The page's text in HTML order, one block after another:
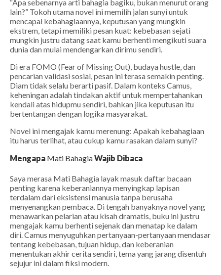
“Apa sebenarnya arti bahagia bagiku, bukan menurut orang
lain?” Tokoh utama novel ini memilih jalan sunyi untuk
mencapai kebahagiaannya, keputusan yang mungkin
ekstrem, tetapi memiliki pesan kuat: kebebasan sejati
mungkin justru datang saat kamu berhenti mengikuti suara
dunia dan mulai mendengarkan dirimu sendiri.
Di era FOMO (Fear of Missing Out), budaya hustle, dan
pencarian validasi sosial, pesan ini terasa semakin penting.
Diam tidak selalu berarti pasif. Dalam konteks Camus,
keheningan adalah tindakan aktif untuk mempertahankan
kendali atas hidupmu sendiri, bahkan jika keputusan itu
bertentangan dengan logika masyarakat.
Novel ini mengajak kamu merenung: Apakah kebahagiaan
itu harus terlihat, atau cukup kamu rasakan dalam sunyi?
Mengapa Mati BahagiaWajib Dibaca
Saya merasa Mati Bahagia layak masuk daftar bacaan
penting karena keberaniannya menyingkap lapisan
terdalam dari eksistensi manusia tanpa berusaha
menyenangkan pembaca. Di tengah banyaknya novel yang
menawarkan pelarian atau kisah dramatis, buku ini justru
mengajak kamu berhenti sejenak dan menatap ke dalam
diri. Camus menyuguhkan pertanyaan-pertanyaan mendasar
tentang kebebasan, tujuan hidup, dan keberanian
menentukan akhir cerita sendiri, tema yang jarang disentuh
sejujur ini dalam fiksi modern.